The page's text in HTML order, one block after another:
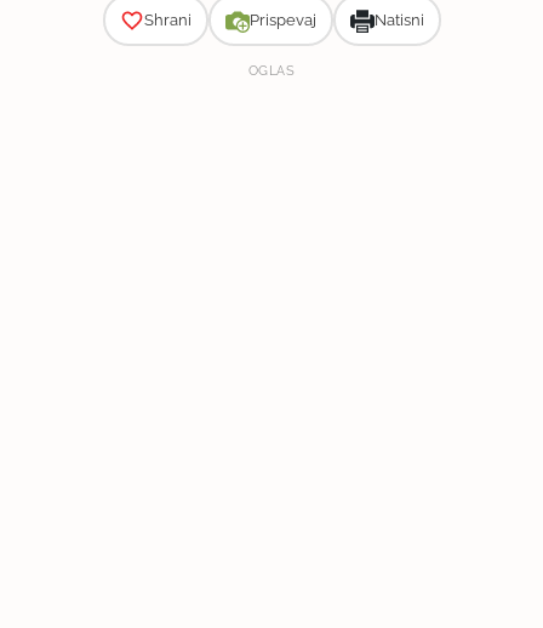
Shrani Prispevaj Natisni
OGLAS